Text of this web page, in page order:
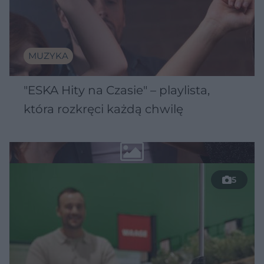
MUZYKA
"ESKA Hity na Czasie" – playlista,
która rozkręci każdą chwilę
5